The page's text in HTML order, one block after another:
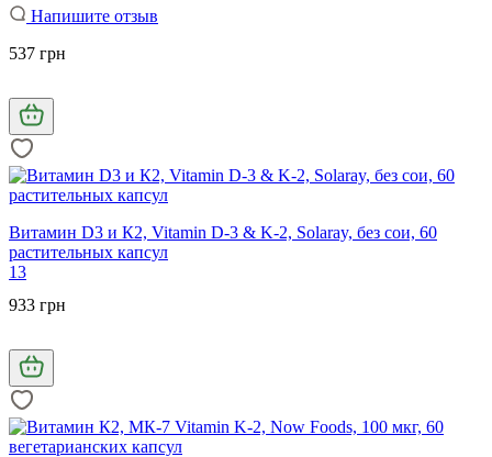
Напишите отзыв
537 грн
Витамин D3 и К2, Vitamin D-3 & K-2, Solaray, без сои, 60
растительных капсул
13
933 грн